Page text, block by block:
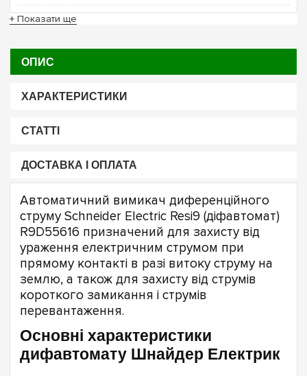
+ Показати ще
ОПИС
ХАРАКТЕРИСТИКИ
СТАТТІ
ДОСТАВКА І ОПЛАТА
Автоматичний вимикач диференційного
струму Schneider Electric Resi9 (діфавтомат)
R9D55616 призначений для захисту від
ураження електричним струмом при
прямому контакті в разі витоку струму на
землю, а також для захисту від струмів
короткого замикання і струмів
перевантаження.
Основні характеристики
дифавтомату Шнайдер Електрик